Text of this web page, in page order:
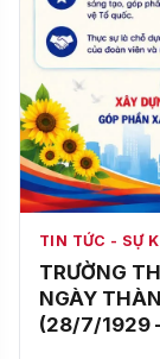
TIN TỨC - SỰ
TRƯỜNG
NGÀY
(28/7/1929